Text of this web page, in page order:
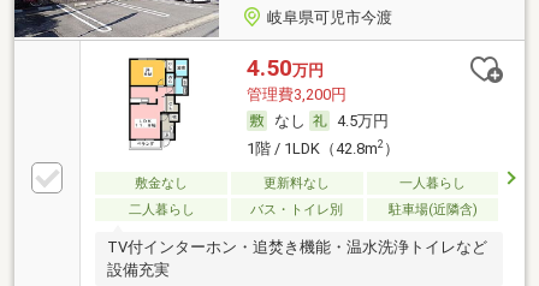
岐阜県可児市今渡
4.50万円
管理費3,200円
なし
4.5万円
1階 / 1LDK（42.8m2）
敷金なし 更新料なし
一人暮らし
二人暮らし
バス・トイレ別 駐車場(近隣含)
TV付インターホン・追焚き機能・温水洗浄トイレなど
設備充実